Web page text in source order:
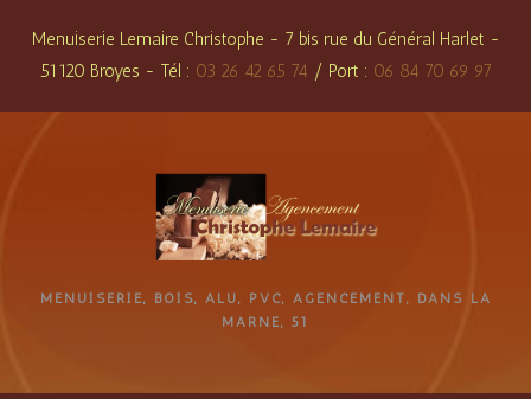
content
Menuiserie Lemaire Christophe - 7 bis rue du Général Harlet -
51120 Broyes - Tél : 03 26 42 65 74 / Port : 06 84 70 69 97
MENUISERIE, BOIS, ALU, PVC, AGENCEMENT, DANS LA
MARNE, 51